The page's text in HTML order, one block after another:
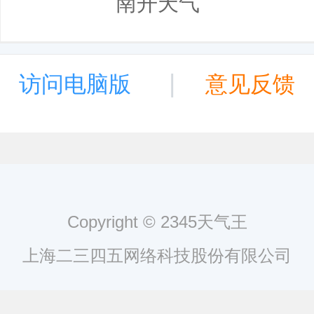
访问电脑版 | 意见反馈
Copyright © 2345天气王
上海二三四五网络科技股份有限公司